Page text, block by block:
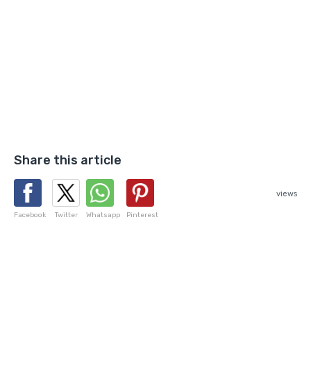
Share this article
Facebook Twitter Whatsapp Pinterest
views